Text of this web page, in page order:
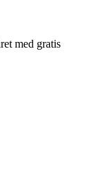
med gratis